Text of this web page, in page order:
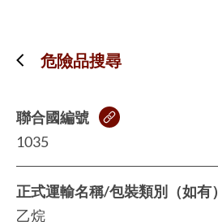
危險品搜尋
聯合國編號
1035
正式運輸名稱/包裝類別（如有）
乙烷